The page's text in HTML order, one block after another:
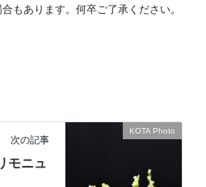
もあります。何卒ご了承ください。
KOTA Photo
次の記事
モニュ